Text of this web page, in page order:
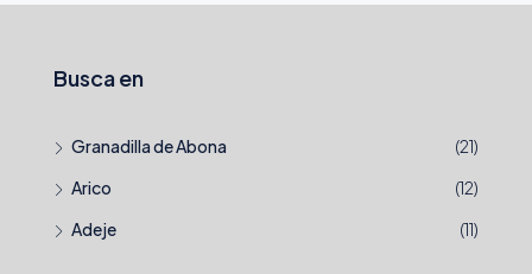
Busca en
Granadilla de Abona
(21)
Arico
(12)
Adeje
(11)